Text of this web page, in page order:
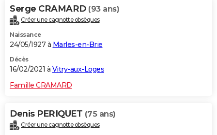
Serge CRAMARD (93 ans)
Créer une cagnotte obsèques
Naissance
24/05/1927 à Marles-en-Brie
Décès
16/02/2021 à Vitry-aux-Loges
Famille CRAMARD
Denis PERIQUET (75 ans)
Créer une cagnotte obsèques